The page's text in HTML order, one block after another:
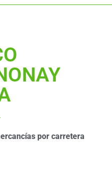
por carretera